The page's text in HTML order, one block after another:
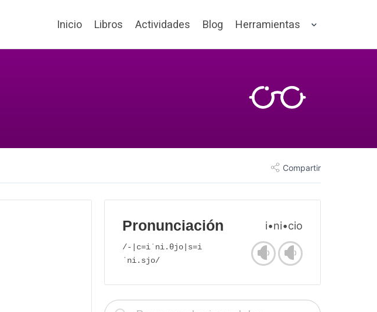
Inicio Libros Actividades Blog Herramientas
Compartir
Pronunciación i•ni•cio
/-|c=iˈni.θjo|s=i
ˈni.sjo/